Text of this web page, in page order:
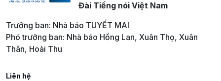
Đài Tiếng nói Việt Nam
Trưởng ban: Nhà báo TUYẾT MAI
Phó trưởng ban: Nhà báo Hồng Lan, Xuân Thọ, Xuân
Thân, Hoài Thu
Liên hệ